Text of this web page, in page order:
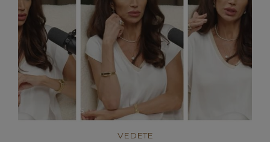
VEDETE